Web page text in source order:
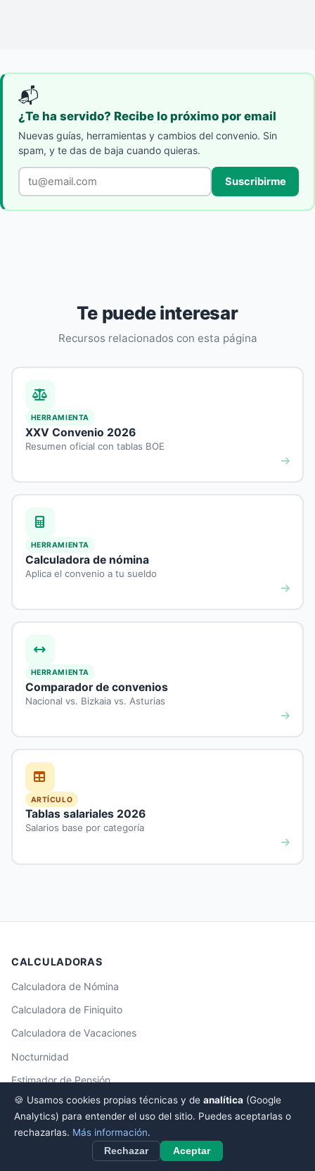
📬
¿Te ha servido? Recibe lo próximo por email
Nuevas guías, herramientas y cambios del convenio. Sin
spam, y te das de baja cuando quieras.
Suscribirme
Te puede interesar
Recursos relacionados con esta página
HERRAMIENTA
XXV Convenio 2026
Resumen oficial con tablas BOE
HERRAMIENTA
Calculadora de nómina
Aplica el convenio a tu sueldo
HERRAMIENTA
Comparador de convenios
Nacional vs. Bizkaia vs. Asturias
ARTÍCULO
Tablas salariales 2026
Salarios base por categoría
CALCULADORAS
Calculadora de Nómina
Calculadora de Finiquito
Calculadora de Vacaciones
Nocturnidad
Estimador de Pensión
Coste para la Empresa
Horas Extra
🍪 Usamos cookies propias técnicas y de analítica (Google
Analytics) para entender el uso del sitio. Puedes aceptarlas o
rechazarlas. Más información.
Rechazar Aceptar
Asistente Farmacia
¡Hola! Soy el asistente de
Farmacia . Puedo ayudarte con dudas
nocturnidad, finiquitos y más.